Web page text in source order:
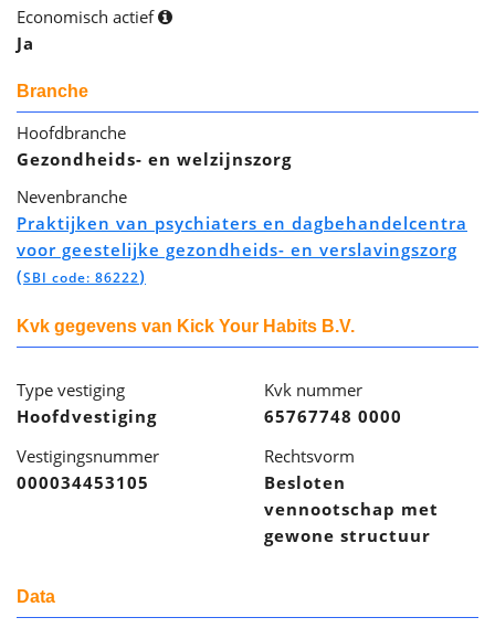
Economisch actief
Ja
Branche
Hoofdbranche
Gezondheids- en welzijnszorg
Nevenbranche
Praktijken van psychiaters en dagbehandelcentra
voor geestelijke gezondheids- en verslavingszorg
(SBI code: 86222)
Kvk gegevens van Kick Your Habits B.V.
Type vestiging
Hoofdvestiging
Kvk nummer
65767748 0000
Vestigingsnummer
000034453105
Rechtsvorm
Besloten
vennootschap met
gewone structuur
Data